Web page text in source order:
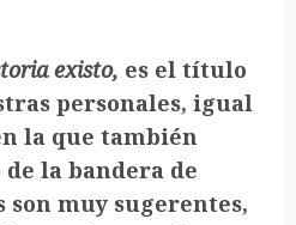
existo, es el título
personales, igual
la que también
la bandera de
muy sugerentes,